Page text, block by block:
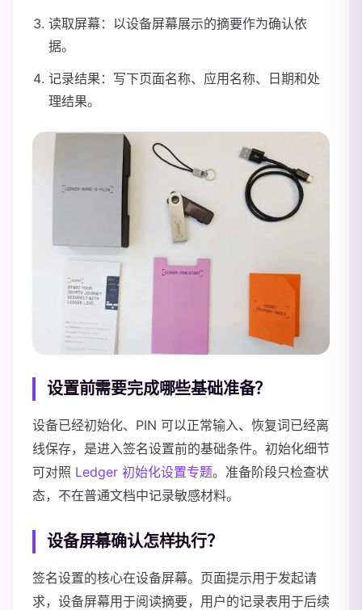
读取屏幕：以设备屏幕展示的摘要作为确认依
据。
记录结果：写下页面名称、应用名称、日期和处
理结果。
设置前需要完成哪些基础准备？
设备已经初始化、PIN 可以正常输入、恢复词已经离
线保存，是进入签名设置前的基础条件。初始化细节
可对照 Ledger 初始化设置专题。准备阶段只检查状
态，不在普通文档中记录敏感材料。
设备屏幕确认怎样执行？
签名设置的核心在设备屏幕。页面提示用于发起请
求，设备屏幕用于阅读摘要，用户的记录表用于后续